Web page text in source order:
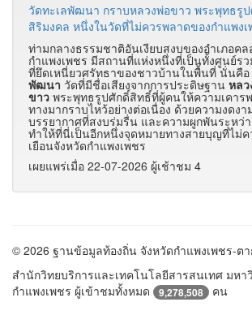
วัดทะเลพัฒนา กราบหลวงพ่อขาว พระพุทธรู
สิริมงคล หนึ่งในวัดที่ไม่ควรพลาดของกำแพงเ
ท่ามกลางธรรมชาติอันเงียบสงบของอำเภอค
กำแพงเพชร มีสถานที่แห่งหนึ่งที่เป็นทั้งศูนย์ร
ที่ยึดเหนี่ยวศรัทธาของชาวบ้านในพื้นที่ นั่นคือ
พัฒนา วัดที่มีชื่อเสียงจากการประดิษฐาน หลว
ขาว พระพุทธรูปศักดิ์สิทธิ์ที่ผู้คนให้ความเคาร
ทางมากราบไหว้อย่างต่อเนื่อง ด้วยความงดง
บรรยากาศที่สงบร่มรื่น และความผูกพันระหว่
ทำให้ที่นี่เป็นอีกหนึ่งจุดหมายทางสายบุญที่ไม่ค
เยือนจังหวัดกำแพงเพชร
เผยแพร่เมื่อ 22-07-2026 ผู้เช้าชม 4
© 2026 ฐานข้อมูลท้องถิ่น จังหวัดกำแพงเพชร-ต
สำนักวิทยบริการและเทคโนโลยีสารสนเทศ มห
กำแพงเพชร ผู้เข้าชมทั้งหมด
9,278,508 คน